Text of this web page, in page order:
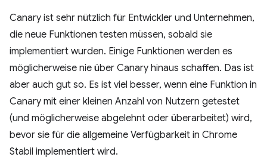
Canary ist sehr nützlich für Entwickler und Unternehmen,
die neue Funktionen testen müssen, sobald sie
implementiert wurden. Einige Funktionen werden es
möglicherweise nie über Canary hinaus schaffen. Das ist
aber auch gut so. Es ist viel besser, wenn eine Funktion in
Canary mit einer kleinen Anzahl von Nutzern getestet
(und möglicherweise abgelehnt oder überarbeitet) wird,
bevor sie für die allgemeine Verfügbarkeit in Chrome
Stabil implementiert wird.